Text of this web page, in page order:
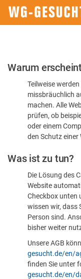
Bitte
dass
sind
Warum
Teilweise
missbräuchlich
machen. Alle
prüfen, ob
oder einem
den Schutz einer
Was ist zu tun?
Die Lösung des
Website
Checkbox unten
wissen wir, dass
Person sind.
bisher weiter
Unsere AGB
gesucht.de/en/
finden Sie unter
gesucht.de/en/